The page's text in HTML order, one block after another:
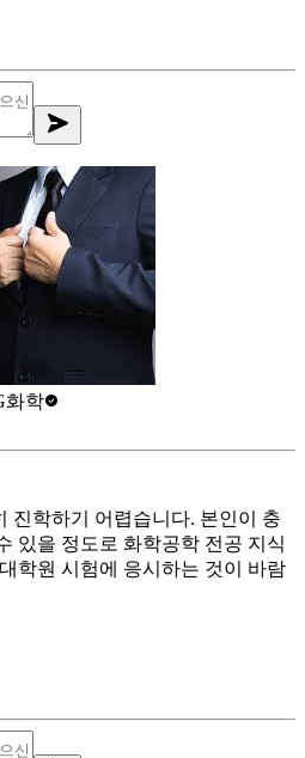
화학
진학하기 어렵습니다. 본인이 충
있을 정도로 화학공학 전공 지식
학원 시험에 응시하는 것이 바람